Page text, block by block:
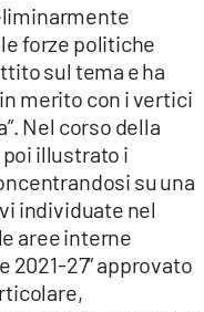
forze politiche
sul tema e ha
merito con i vertici
Nel corso della
illustrato i
su una
individuate nel
aree interne
2021-27” approvato